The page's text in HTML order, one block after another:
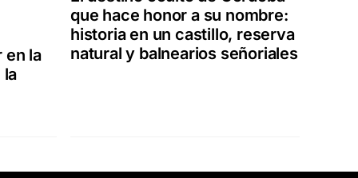
en la
la
que hace honor a su nombre:
historia en un castillo, reserva
natural y balnearios señoriales